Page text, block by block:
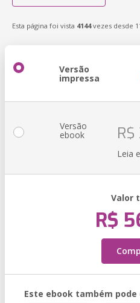
Esta página foi vista 4144vezes desde
Versão
impressa
Versão
ebook R$
Leia
Valor
R$
Este ebook também